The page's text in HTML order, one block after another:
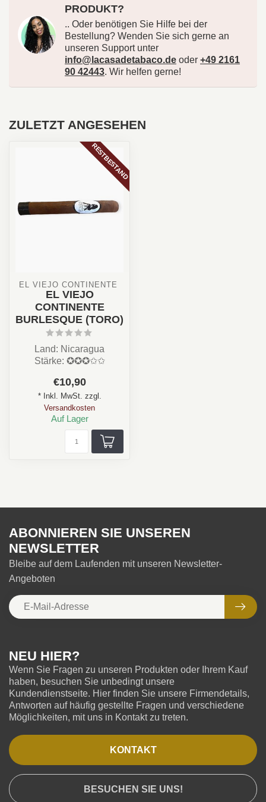
PRODUKT?
.. Oder benötigen Sie Hilfe bei der
Bestellung? Wenden Sie sich gerne an
unseren Support unter
info@lacasadetabaco.de oder +49 2161
90 42443. Wir helfen gerne!
ZULETZT ANGESEHEN
RESTBESTAND
EL VIEJO CONTINENTE
EL VIEJO
CONTINENTE
BURLESQUE (TORO)
Land: Nicaragua
Stärke: ✪✪✪✩✩
Kaffee,
Format: Toro / Lo...
€10,90
* Inkl. MwSt. zzgl.
Versandkosten
Auf Lager
NEU HIER?
Wenn Sie Fragen zu unseren Produkten oder Ihrem Kauf
haben, besuchen Sie unbedingt unsere
Kundendienstseite. Hier finden Sie unsere Firmendetails,
Antworten auf häufig gestellte Fragen und verschiedene
Möglichkeiten, mit uns in Kontakt zu treten.
KONTAKT
BESUCHEN SIE UNS!
ABONNIEREN SIE UNSEREN
NEWSLETTER
Bleibe auf dem Laufenden mit unseren Newsletter-
Angeboten